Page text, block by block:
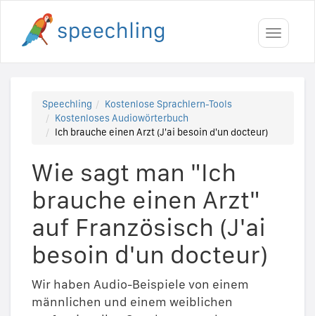
Toggle
Speechling
Kostenlose Sprachlern-Tools
Kostenloses Audiowörterbuch
Ich brauche einen Arzt (J'ai besoin d'un docteur)
Wie sagt man "Ich
brauche einen Arzt"
auf Französisch (J'ai
besoin d'un docteur)
Wir haben Audio-Beispiele von einem
männlichen und einem weiblichen